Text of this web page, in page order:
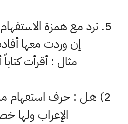
5. ترد مع همزة
إن وردت معها
مثال : أقرأت
2) هـل : حرف استفهام
الإعراب ولها